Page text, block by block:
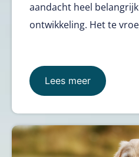
aandacht heel
ontwikkeling. Het te
Lees meer